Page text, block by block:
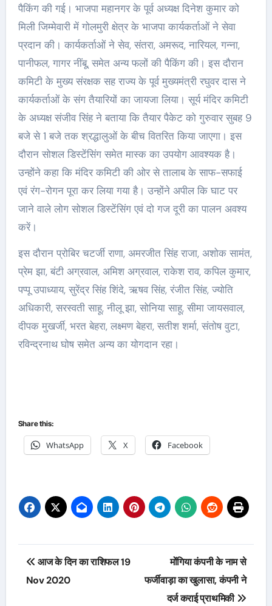
पैकिंग की गई। भाजपा महानगर के पूर्व अध्यक्ष दिनेश कुमार को
मिली जिम्मेवारी में गोलमुरी क्षेत्र के भाजपा कार्यकर्ताओं ने सेवा
प्रदान की। कार्यकर्ताओं ने सेव, संतरा, अमरूद, नारियल, गन्ना,
पानीफल, गागर नींबू, समेत अन्य फलों की पैकिंग की। इस दौरान
कमिटी के मुख्य संरक्षक सह राज्य के पूर्व मुख्यमंत्री रघुवर दास ने
कार्यकर्ताओं के संग तैयारियों का जायजा लिया। सूर्य मंदिर कमिटी
के अध्यक्ष संजीव सिंह ने बताया कि तैयार पैकेट को गुरुवार सुबह 9
बजे से 1 बजे तक श्रद्धालुओं के बीच वितरित किया जाएगा। इस
दौरान सोशल डिस्टेंसिंग समेत मास्क का उपयोग आवश्यक है।
उन्होंने कहा कि मंदिर कमिटी की ओर से तालाब के साफ-सफाई
एवं रंग-रोगन पूरा कर लिया गया है। उन्होंने अपील कि घाट पर
जाने वाले लोग सोशल डिस्टेंसिंग एवं दो गज दूरी का पालन अवश्य
करें।
इस दौरान प्रोबिर चटर्जी राणा, अमरजीत सिंह राजा, अशोक सामंत,
प्रेम झा, बंटी अग्रवाल, अमिश अग्रवाल, राकेश राव, कपिल कुमार,
पप्पू उपाध्याय, सुरेंद्र सिंह शिंदे, ऋषव सिंह, रंजीत सिंह, ज्योति
अधिकारी, सरस्वती साहू, नीलू झा, सोनिया साहू, सीमा जायसवाल,
दीपक मुखर्जी, भरत बेहरा, लक्ष्मण बेहरा, सतीश शर्मा, संतोष वुटा,
रविन्द्रनाथ घोष समेत अन्य का योगदान रहा।
Share this:
WhatsApp X Facebook
Post
navigation
आज के दिन का राशिफल 19
Nov 2020
मोंगिया कंपनी के नाम से
फर्जीवाड़ा का खुलासा, कंपनी ने
दर्ज कराई प्राथमिकी